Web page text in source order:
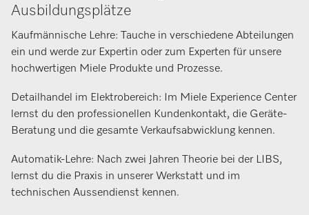
Ausbildungsplätze
Kaufmännische Lehre: Tauche in verschiedene Abteilungen
ein und werde zur Expertin oder zum Experten für unsere
hochwertigen Miele Produkte und Prozesse.
Detailhandel im Elektrobereich: Im Miele Experience Center
lernst du den professionellen Kundenkontakt, die Geräte-
Beratung und die gesamte Verkaufsabwicklung kennen.
Automatik-Lehre: Nach zwei Jahren Theorie bei der LIBS,
lernst du die Praxis in unserer Werkstatt und im
technischen Aussendienst kennen.